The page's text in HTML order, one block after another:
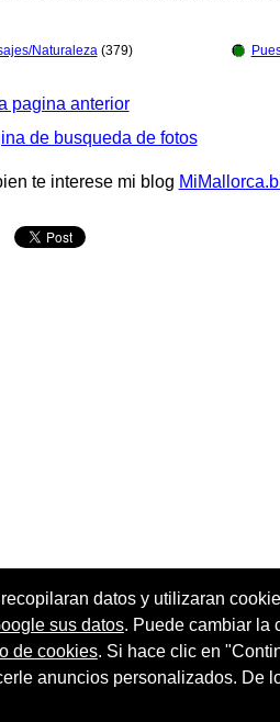
datos y utilizaran
sus datos. Puede cambiar la
de cookies. Si hace clic en
anuncios personalizados. De
Naturaleza(379)
pagina anterior
de busqueda de fotos
te interese mi blog